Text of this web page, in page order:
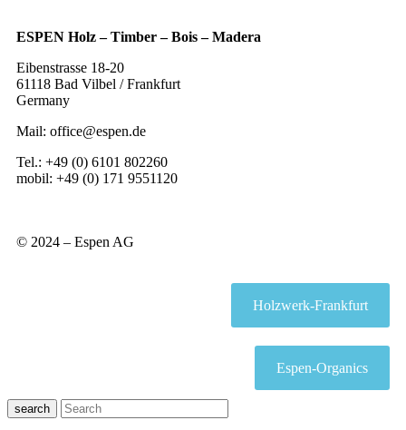
ESPEN Holz – Timber – Bois – Madera
Eibenstrasse 18-20
61118 Bad Vilbel / Frankfurt
Germany
Mail: office@espen.de
Tel.: +49 (0) 6101 802260
mobil: +49 (0) 171 9551120
© 2024 – Espen AG
Holzwerk-Frankfurt
Espen-Organics
search